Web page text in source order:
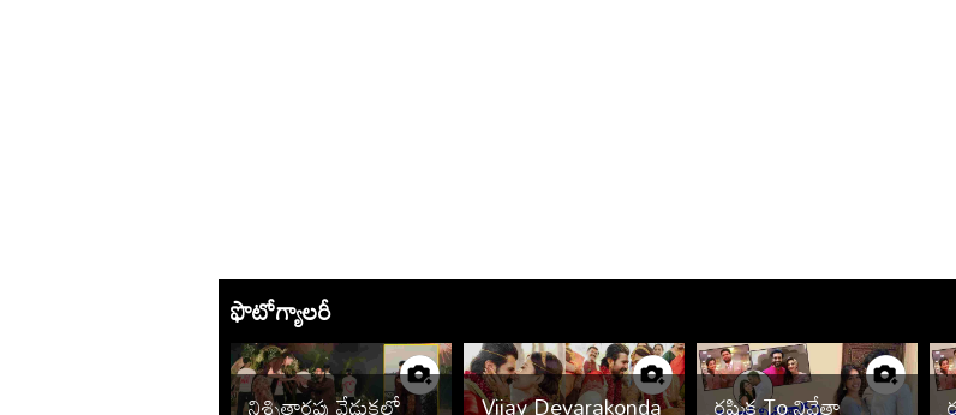
ఫొటోగ్యాలరీ
నిశ్చితార్థపు వేడుకలో Vijay Devarakonda రష్మిక To నివేతా